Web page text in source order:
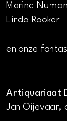
Marina Numan
Linda Rooker
en onze
Antiquariaat
Jan Oijevaar,